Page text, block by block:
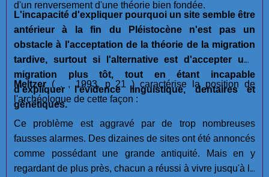
d'un renversement d'une théorie bien fondée.
L'incapacité d'expliquer pourquoi un site semble être
antérieur à la fin du Pléistocène n'est pas un
obstacle à l'acceptation de la théorie de la migration
tardive, surtout si l'alternative est d'accepter une
migration plus tôt, tout en étant incapable
d'expliquer l'évidence linguistique, dentaires et
génétiques.
Meltzer ( . , 1993, p 21 ) caractérise la position de
l'archéologue de cette façon :
Ce problème est aggravé par de trop nombreuses
fausses alarmes. Des dizaines de sites ont été annoncés
comme possédant une grande antiquité. Mais en y
regardant de plus près, chacun a réussi à vivre jusqu'à la